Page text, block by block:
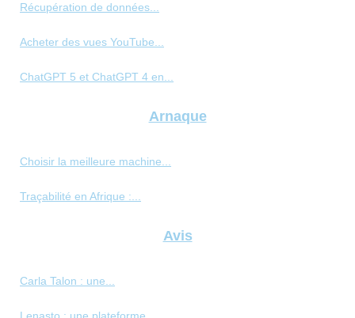
Récupération de données...
Acheter des vues YouTube...
ChatGPT 5 et ChatGPT 4 en...
Arnaque
Choisir la meilleure machine...
Traçabilité en Afrique :...
Avis
Carla Talon : une...